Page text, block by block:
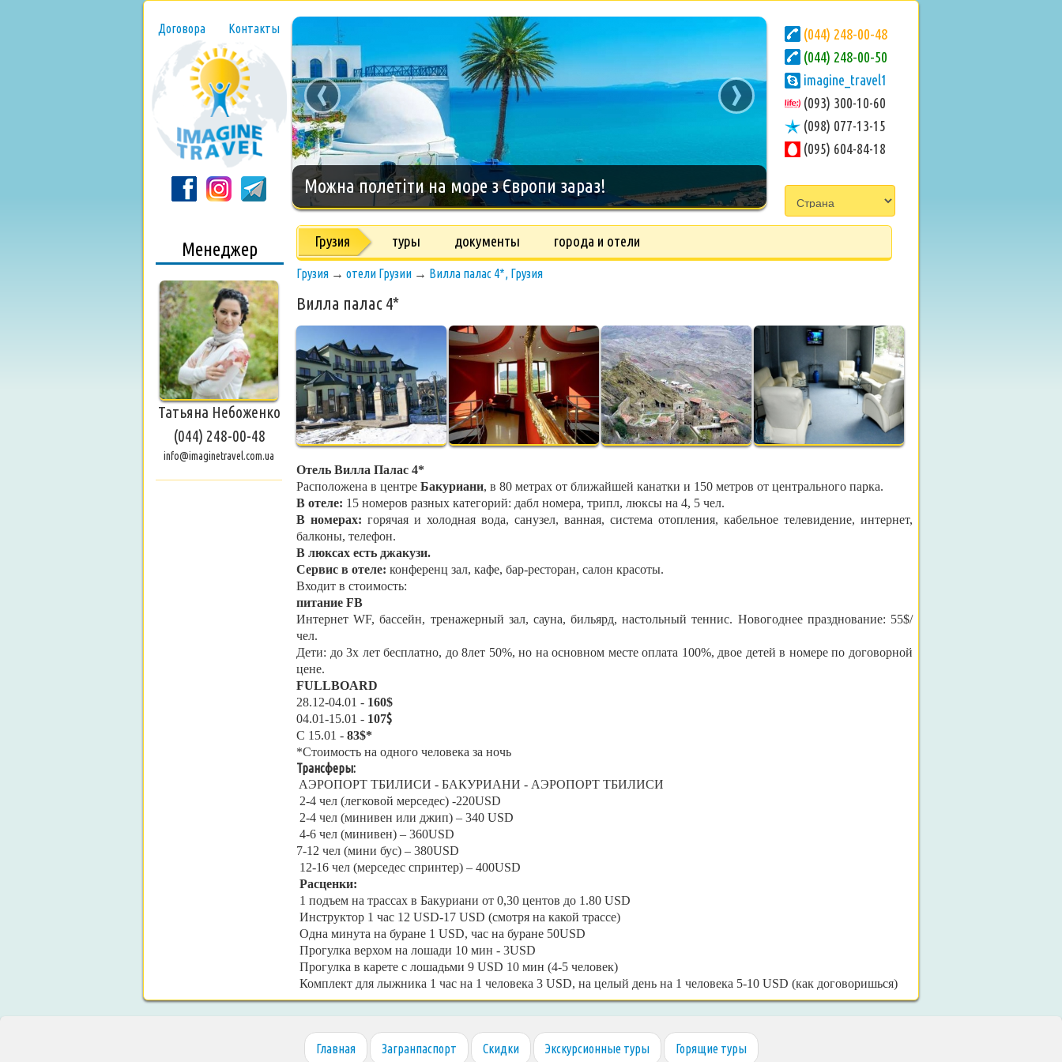
Договора Контакты
Новогодний тур на о.Занзибар, 8 дней
‹ ›
(044) 248-00-48
(044) 248-00-50
imagine_travel1
(093) 300-10-60
(098) 077-13-15
(095) 604-84-18
Менеджер
Татьяна Небоженко
(044) 248-00-48
info@imaginetravel.com.ua
Грузия туры документы города и отели
Грузия → отели Грузии → Вилла палас 4*, Грузия
Вилла палас 4*
Отель Вилла Палас 4*
Расположена в центре Бакуриани, в 80 метрах от ближайшей канатки и 150 метров от центрального парка.
В отеле: 15 номеров разных категорий: дабл номера, трипл, люксы на 4, 5 чел.
В номерах: горячая и холодная вода, санузел, ванная, система отопления, кабельное телевидение, интернет,
балконы, телефон.
В люксах есть джакузи.
Сервис в отеле: конференц зал, кафе, бар-ресторан, салон красоты.
Входит в стоимость:
питание FВ
Интернет WF, бассейн, тренажерный зал, сауна, бильярд, настольный теннис. Новогоднее празднование: 55$/
чел.
Дети: до 3х лет бесплатно, до 8лет 50%, но на основном месте оплата 100%, двое детей в номере по договорной
цене.
FULLBOARD
28.12-04.01 - 160$
04.01-15.01 - 107$
С 15.01 - 83$*
*Стоимость на одного человека за ночь
Трансферы:
АЭРОПОРТ ТБИЛИСИ - БАКУРИАНИ - АЭРОПОРТ ТБИЛИСИ
2-4 чел (легковой мерседес) -220USD
2-4 чел (минивен или джип) – 340 USD
4-6 чел (минивен) – 360USD
7-12 чел (мини бус) – 380USD
12-16 чел (мерседес спринтер) – 400USD
Расценки:
1 подъем на трассах в Бакуриани от 0,30 центов до 1.80 USD
Инструктор 1 час 12 USD-17 USD (смотря на какой трассе)
Одна минута на буране 1 USD, час на буране 50USD
Прогулка верхом на лошади 10 мин - 3USD
Прогулка в карете с лошадьми 9 USD 10 мин (4-5 человек)
Комплект для лыжника 1 час на 1 человека 3 USD, на целый день на 1 человека 5-10 USD (как договоришься)
Главная Загранпаспорт Скидки Экскурсионные туры Горящие туры